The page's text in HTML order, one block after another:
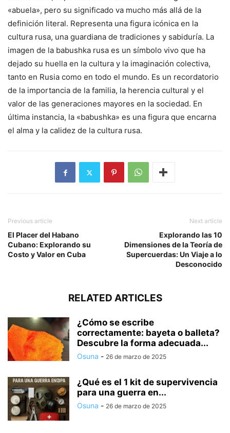
«abuela», pero su significado va mucho más allá de la
definición literal. Representa una figura icónica en la
cultura rusa, una guardiana de tradiciones y sabiduría. La
imagen de la babushka rusa es un símbolo vivo que ha
dejado su huella en la cultura y la imaginación colectiva,
tanto en Rusia como en todo el mundo. Es un recordatorio
de la importancia de la familia, la herencia cultural y el
valor de las generaciones mayores en la sociedad. En
última instancia, la «babushka» es una figura que encarna
el alma y la calidez de la cultura rusa.
Previous article
El Placer del Habano
Cubano: Explorando su
Costo y Valor en Cuba
Next article
Explorando las 10
Dimensiones de la Teoría de
Supercuerdas: Un Viaje a lo
Desconocido
RELATED ARTICLES
¿Cómo se escribe
correctamente: bayeta o balleta?
Descubre la forma adecuada...
Osuna - 26 de marzo de 2025
¿Qué es el 1 kit de supervivencia
para una guerra en...
Osuna - 26 de marzo de 2025